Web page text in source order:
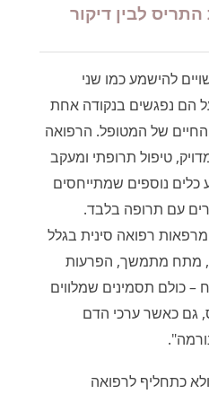
לבין דיקור
להישמע כמו שני
הם נפגשים בנקודה אחת
של המטופל. הרפואה
טיפול תרופתי ומעקב
כלים נוספים שמתייחסים
עם תרופה בלבד.
רפואה סינית בגלל
מתח מתמשך, הפרעות
– כולם תסמינים שמלווים
גם כאשר ערכי הדם
כתחליף לרפואה